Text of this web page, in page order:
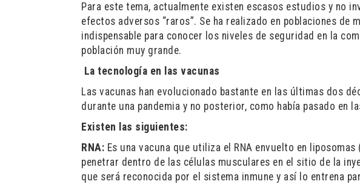
Para este tema, actualmente existen escasos estudios y no
efectos adversos “raros”. Se ha realizado en poblaciones de
indispensable para conocer los niveles de seguridad en la
población muy grande.
La tecnología en las vacunas
Las vacunas han evolucionado bastante en las últimas dos
durante una pandemia y no posterior, como había pasado en
Existen las siguientes:
RNA: Es una vacuna que utiliza el RNA envuelto en
penetrar dentro de las células musculares en el sitio de la
que será reconocida por el sistema inmune y así lo entrena